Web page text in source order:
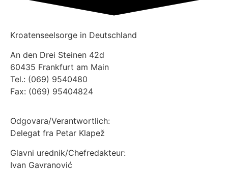
Kroatenseelsorge in Deutschland
An den Drei Steinen 42d
60435 Frankfurt am Main
Tel.: (069) 9540480
Fax: (069) 95404824
Odgovara/Verantwortlich:
Delegat fra Petar Klapež
Glavni urednik/Chefredakteur:
Ivan Gavranović